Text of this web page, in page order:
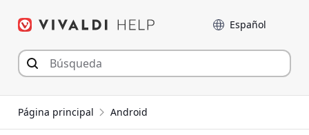
Language
Página principal Android